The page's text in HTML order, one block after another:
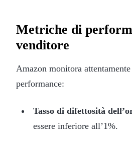
Metriche di
venditore
Amazon monitora
performance:
Tasso di difettosità
essere inferiore all’1%.